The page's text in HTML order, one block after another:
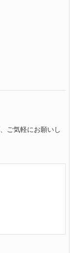
ご気軽にお願いし